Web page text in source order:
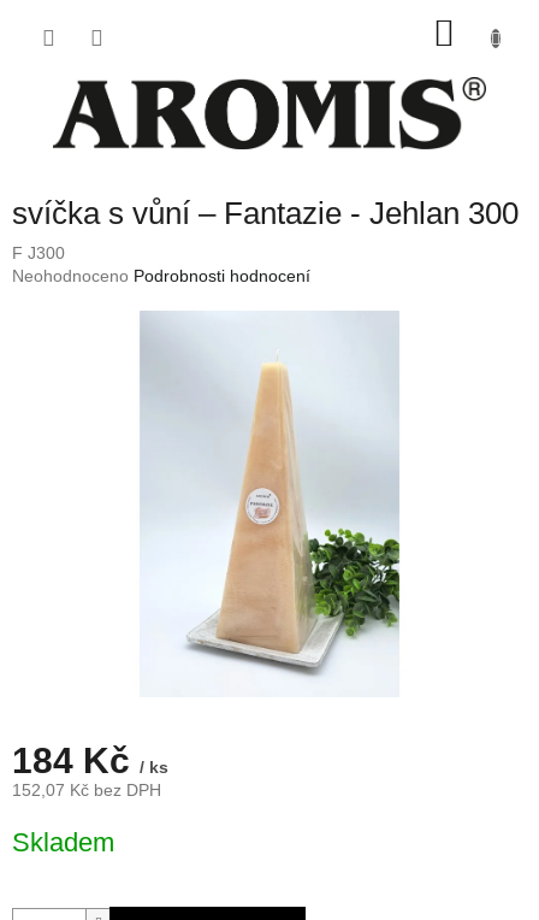
svíčka s vůní – Fantazie - Jehlan 300
F J300
Průměrné
Neohodnoceno Podrobnosti hodnocení
184 Kč / ks
152,07 Kč bez DPH
cena:
Skladem